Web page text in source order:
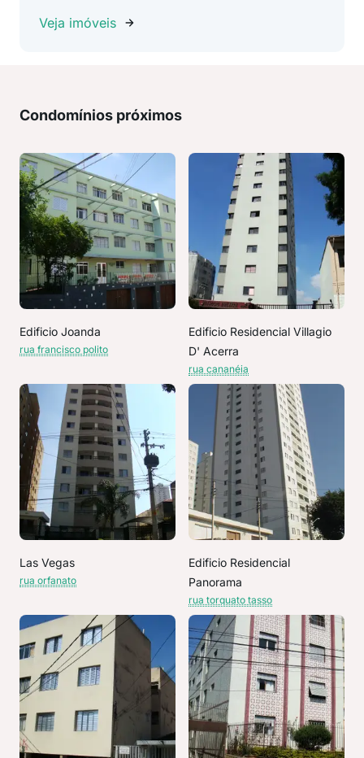
Veja imóveis
Condomínios próximos
Edificio Joanda
rua francisco polito
Edificio Residencial Villagio
D' Acerra
rua cananéia
Las Vegas
rua orfanato
Edificio Residencial
Panorama
rua torquato tasso